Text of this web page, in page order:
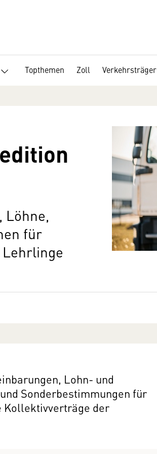
Topthemen Zoll Verkehrsträger
Löhne,
für
Lohn- und
Sonderbestimmungen für
Kollektivverträge der